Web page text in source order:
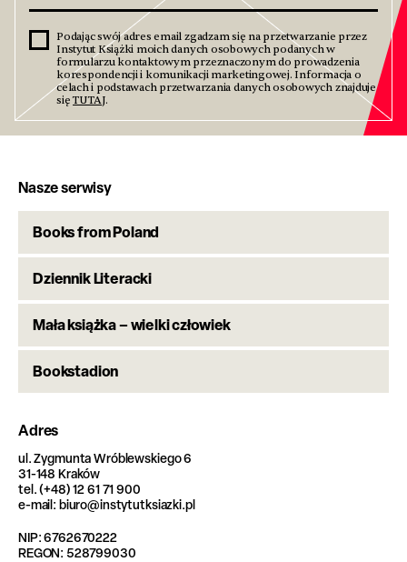
Podając swój adres email zgadzam się na przetwarzanie przez
Instytut Książki moich danych osobowych podanych w
formularzu kontaktowym przeznaczonym do prowadzenia
korespondencji i komunikacji marketingowej. Informacja o
celach i podstawach przetwarzania danych osobowych znajduje
sięTUTAJ.
Nasze serwisy
Books from Poland
Dziennik Literacki
Mała książka – wielki człowiek
Bookstadion
Adres
ul. Zygmunta Wróblewskiego 6
31-148 Kraków
tel. (+48) 12 61 71 900
e-mail: biuro@instytutksiazki.pl
NIP: 6762670222
REGON: 528799030